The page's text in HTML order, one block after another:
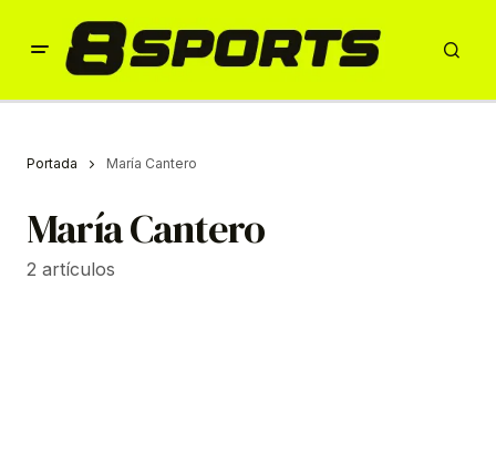
Portada María Cantero
María Cantero
2 artículos